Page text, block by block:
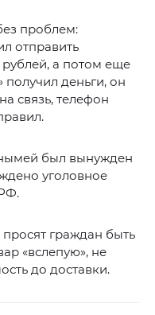
проблем:
отправить
рублей, а потом еще
получил деньги, он
связь, телефон
был вынужден
уголовное
граждан быть
«вслепую», не
до доставки.